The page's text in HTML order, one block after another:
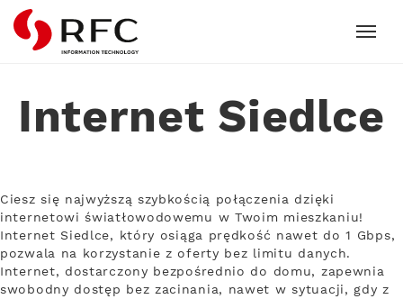
RFC
Internet Siedlce
Ciesz się najwyższą szybkością połączenia dzięki
internetowi światłowodowemu w Twoim mieszkaniu!
Internet Siedlce, który osiąga prędkość nawet do 1 Gbps,
pozwala na korzystanie z oferty bez limitu danych.
Internet, dostarczony bezpośrednio do domu, zapewnia
swobodny dostęp bez zacinania, nawet w sytuacji, gdy z